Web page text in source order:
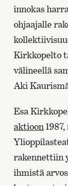
innokas
ohjaajalle
Kirkkopelto
välineellä
Aki
Esa
aktioon
rakennettiin
ihmistä